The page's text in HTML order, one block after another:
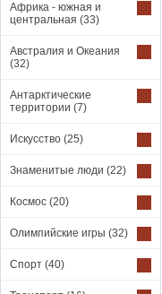
Африка - южная и
центральная (33)
Австралия и Океания
(32)
Антарктические
территории (7)
Искусство (25)
Знаменитые люди (22)
Космос (20)
Олимпийские игры (32)
Спорт (40)